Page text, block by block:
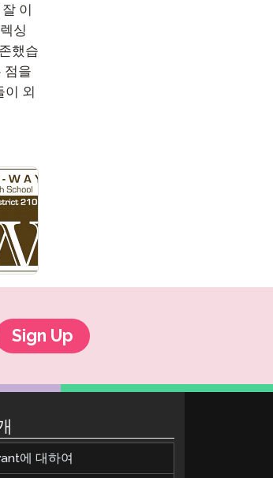
이
싱
했습
점을
이 외
Sign Up
에 대하여